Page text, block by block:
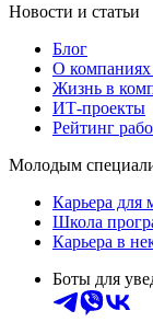
Новости и статьи
Блог
О
Жизнь в
ИТ-проекты
Рейтинг
Молодым
Карьера для
Школа
Карьера в
Боты для